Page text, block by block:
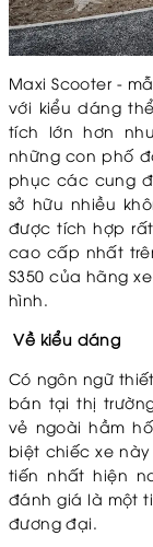
Maxi Scooter -
với kiểu dáng
tích lớn hơn
những con phố
phục các cung
sở hữu nhiều
được tích hợp
cao cấp nhất
S350 của hãng
hình.
Về kiểu dáng
Có ngôn ngữ
bán tại thị trường
vẻ ngoài hầm
biệt chiếc xe
tiến nhất hiện
đánh giá là một
đương đại.